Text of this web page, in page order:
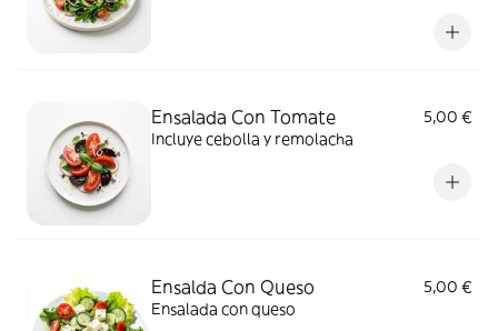
Ensalada Con Tomate
5,00 €
Incluye cebolla y remolacha
Ensalda Con Queso
5,00 €
Ensalada con queso